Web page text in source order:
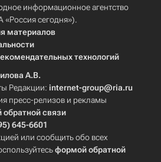
информационное агентство
сегодня»).
материалов
технологий
А.В.
Редакции: internet-group@ria.ru
пресс-релизов и рекламы
связи
645-6601
или сообщить обо всех
формой обратной